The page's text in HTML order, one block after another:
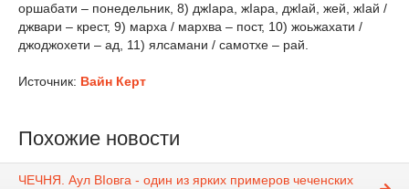
оршабати – понедельник, 8) джIара, жIара, джIай, жей, жIай /
джвари – крест, 9) марха / мархва – пост, 10) жоьжахати /
джоджохети – ад, 11) ялсамани / самотхе – рай.
Источник: Вайн Керт
Похожие новости
ЧЕЧНЯ. Аул ВIовга - один из ярких примеров чеченских